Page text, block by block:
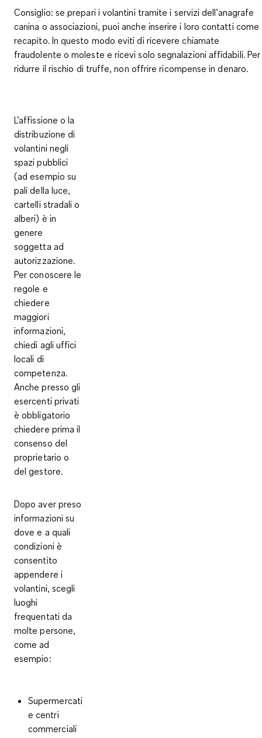
Consiglio: se prepari i volantini tramite i servizi dell’anagrafe
canina o associazioni, puoi anche inserire i loro contatti come
recapito. In questo modo eviti di ricevere chiamate
fraudolente o moleste e ricevi solo segnalazioni affidabili. Per
ridurre il rischio di truffe,non offrire ricompense in denaro.
L’affissione o la
distribuzione di
volantini negli
spazi pubblici
(ad esempio su
pali della luce,
cartelli stradali o
alberi) è in
genere
soggetta ad
autorizzazione.
Per conoscere le
regole e
chiedere
maggiori
informazioni,
chiedi agli uffici
locali di
competenza.
Anche presso gli
esercenti privati
è obbligatorio
chiedere prima il
consenso del
proprietario o
del gestore.
Dopo aver preso
informazioni su
dove e a quali
condizioni è
consentito
appendere i
volantini, scegli
luoghi
frequentati da
molte persone,
come ad
esempio:
Supermercati
e centri
commerciali